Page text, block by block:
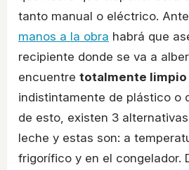
tanto manual o eléctrico.
manos a la obra habrá que
recipiente donde se va a
encuentre totalmente limpio
indistintamente de plástico o
de esto, existen 3
leche y estas son: a
frigorífico y en el congelador.